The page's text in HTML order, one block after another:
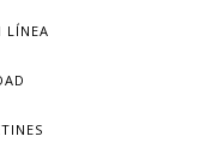
LÍNEA